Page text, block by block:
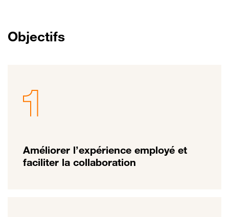
Objectifs
Améliorer l’expérience employé et
faciliter la collaboration